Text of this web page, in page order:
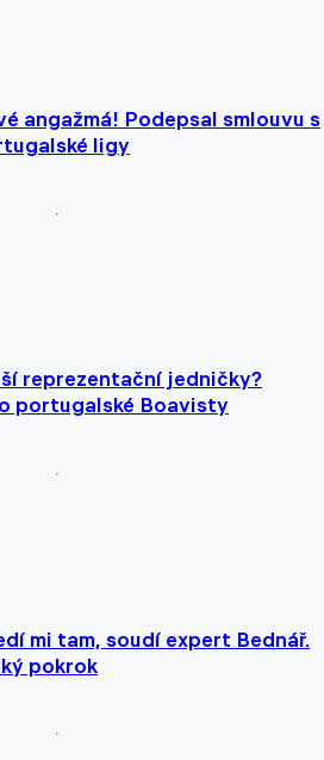
angažmá! Podepsal smlouvu s
ligy
reprezentační jedničky?
portugalské Boavisty
mi tam, soudí expert Bednář.
pokrok